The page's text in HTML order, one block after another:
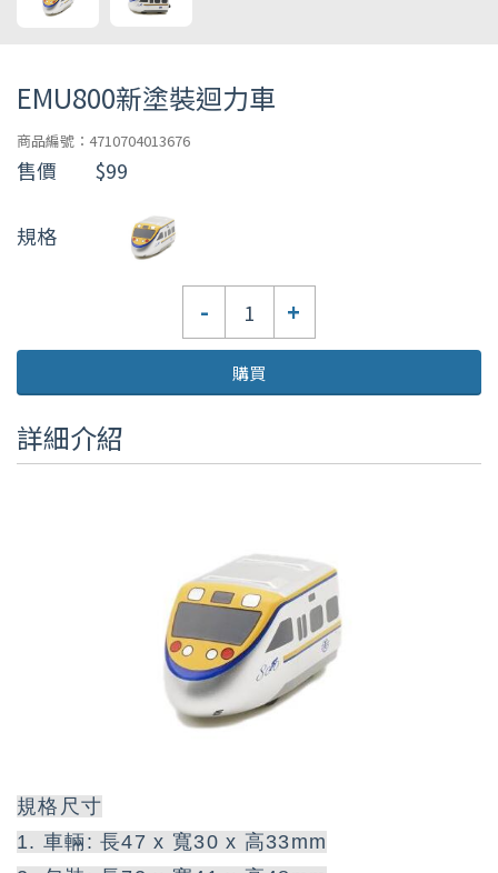
EMU800新塗裝迴力車
商品編號：4710704013676
售價 $99
規格
- +
購買
詳細介紹
規格尺寸
1. 車輛: 長47 x 寬30 x 高33mm